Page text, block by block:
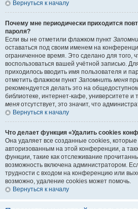
Вернуться к началу
Почему мне периодически приходится
пароля?
Если вы не отметили флажком пункт
оставаться под своим именем на
ограниченное время. Это сделано для того,
воспользоваться вашей учётной записью.
приходилось вводить имя пользователя и
отметить флажком пункт Запомнить меня
рекомендуется делать это на
библиотеке, интернет-кафе, университете и
меня отсутствует, это значит, что
Вернуться к началу
Что делает функция «Удалить cookies
Она удаляет все созданные cookies,
авторизованным на этой конференции, а
функции, такие как отслеживание
возможность включена администратором.
трудности с входом на конференцию или
возможно, удаление cookies может помочь.
Вернуться к началу